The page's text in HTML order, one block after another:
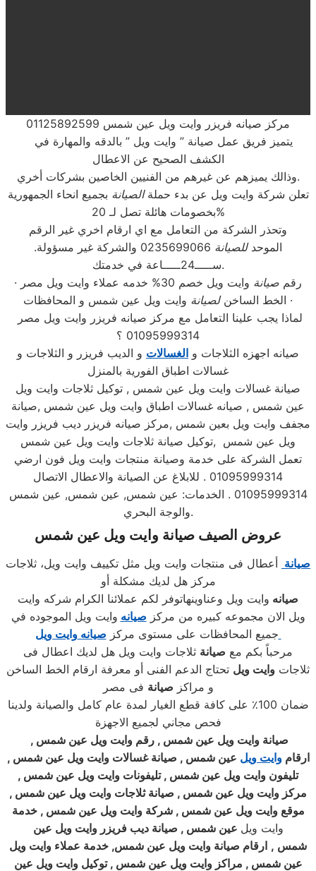
مركز صيانه فريزر وايت ويل عين شمس 01125892599
الكشف الصحيح عن الاعطال
وذالك يميزهم عن غيرهم من الفنيين الخاصين بشركات أخري.
تعلن شركة وايت ويل عن بدء حملةالصيانة بجميع انحاء الجمهورية
بخصومات هائلة تصل لـ 20%
وتحذر الشركة من التعامل مع اي ارقام اخري غير الرقم
الموحدللصيانة
0235699066 والشركة غير مسؤولة.
ســـــ24ـــــاعة في خدمتك.
رقم صيانة
وايت ويل خصم 30% خدمه عملاء وايت ويل مصر ·
الخط الساخنلصيانة
وايت ويل عين شمس و المحافظات ·
01095999314 ؟
صيانه اجهزه الثلاجات و الغسالات و الديب فريزر و الثلاجات و
غسالات اطباق الفورية بالمنزل
صيانة غسالات وايت ويل عين شمس , توكيل ثلاجات وايت ويل
عين شمس , صيانه غسالات اطباق وايت ويل عين شمس ,صيانة
مجفف وايت ويل بعين شمس ,مركز صيانه فريزر ديب فريزر وايت
ويل عين شمس ,توكيل صيانة ثلاجات وايت ويل عين شمس
تعمل الشركة على خدمة وصيانة منتجات وايت ويل فون ارضي
01095999314 . للابلاغ عن الصيانة والاعطال الاتصال
01095999314 . الخدمات: عين شمس, عين شمس, عين شمس
والوجة البحري.
عروض الصيف صيانة وايت ويل عين شمس
صيانة أعطال فى منتجات وايت ويل مثل تكييف وايت ويل، ثلاجات
مركز هل لديك مشكلة أو
صيانه وايت ويل وعناوينهاتوفر لكم عملائنا الكرام شركه وايت
ويل الان مجموعه كبيره من مركز صيانه وايت ويل الموجوده في
جميع المحافظات على مستوى مركز صيانهوايت ويل
مرحباً بكم مع صيانة ثلاجات وايت ويل هل لديك اعطال فى
ثلاجات وايت ويل تحتاج الدعم الفنى أو معرفة ارقام الخط الساخن
و مراكز صيانة فى مصر
ضمان 100٪ على كافة قطع الغيار لمدة عام كامل والصيانة ولدينا
فحص مجاني لجميع الاجهزة
صيانة وايت ويل عين شمس , رقم وايت ويل عين شمس ,
ارقام وايت ويل عين شمس , صيانة غسالاتوايت ويل عين شمس ,
تليفون وايت ويل عين شمس , تليفونات وايت ويل عين شمس ,
مركز وايت ويل عين شمس , صيانة ثلاجات وايت ويل عين شمس ,
موقعوايت ويل عين شمس , شركةوايت ويل عين شمس , خدمة
وايت ويل عين شمس , صيانة ديب فريزروايت ويل عين
شمس , ارقام صيانة وايت ويل عين شمس, خدمة عملاء وايت ويل
عين شمس , مراكزوايت ويل عين شمس , توكيلوايت ويل عين